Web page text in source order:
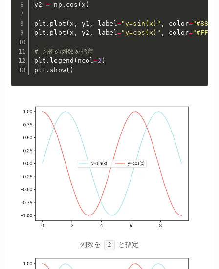
y2 = np . cos ( x )
plt . plot ( x , y1 , label="y=sin(x)" , color=
plt . plot ( x , y2 , label="y=cos(x)" , color=
# 凡例の列数を指定
plt . legend ( ncol=2 )
plt . show( )
列数を 2 と指定